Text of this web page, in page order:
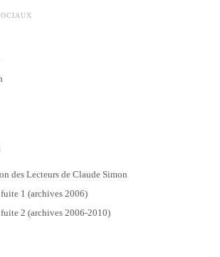
des Lecteurs de Claude Simon
1 (archives 2006)
2 (archives 2006-2010)